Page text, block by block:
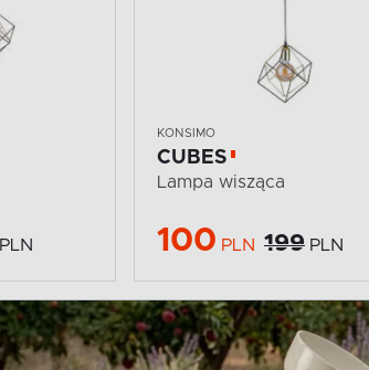
PLN
KONSIMO
CUBES
Lampa wisząca
100 PLN 199 PLN